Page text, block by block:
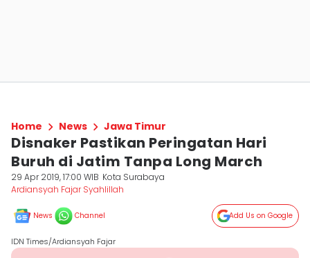
Home News Jawa Timur
Disnaker Pastikan Peringatan Hari
Buruh di Jatim Tanpa Long March
29 Apr 2019, 17:00 WIB Kota Surabaya
Ardiansyah Fajar Syahlillah
News Channel Add Us on Google
IDN Times/Ardiansyah Fajar